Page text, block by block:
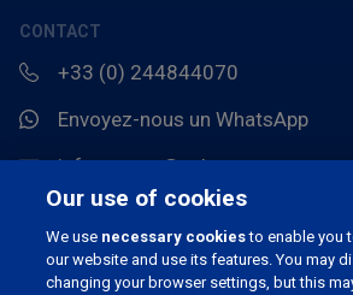
CONTACT
+33 (0) 244844070
Envoyez-nous un WhatsApp
info.europe@pahc.com
Chemin du Stocquoy 3, 1300
Our use of cookies
We use necessary cookiesto enable you
our website and use its features. You may
changing your browser settings, but this